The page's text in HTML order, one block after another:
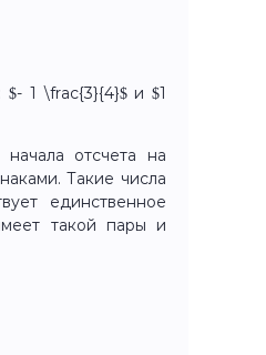
1 \frac{3}{4}$ и $1
отсчета на
Такие числа
единственное
такой пары и